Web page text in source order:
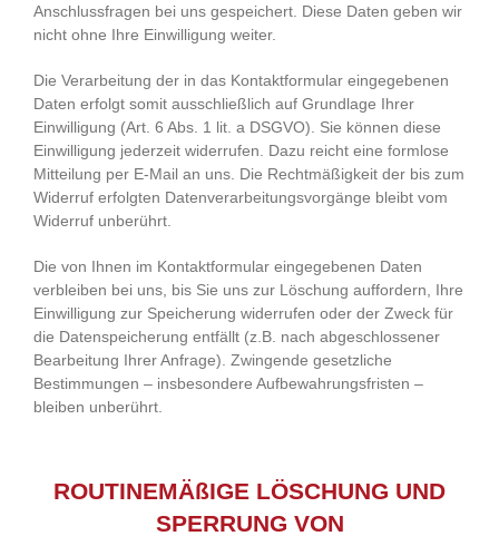
Anschlussfragen bei uns gespeichert. Diese Daten geben wir
nicht ohne Ihre Einwilligung weiter.
Die Verarbeitung der in das Kontaktformular eingegebenen
Daten erfolgt somit ausschließlich auf Grundlage Ihrer
Einwilligung (Art. 6 Abs. 1 lit. a DSGVO). Sie können diese
Einwilligung jederzeit widerrufen. Dazu reicht eine formlose
Mitteilung per E-Mail an uns. Die Rechtmäßigkeit der bis zum
Widerruf erfolgten Datenverarbeitungsvorgänge bleibt vom
Widerruf unberührt.
Die von Ihnen im Kontaktformular eingegebenen Daten
verbleiben bei uns, bis Sie uns zur Löschung auffordern, Ihre
Einwilligung zur Speicherung widerrufen oder der Zweck für
die Datenspeicherung entfällt (z.B. nach abgeschlossener
Bearbeitung Ihrer Anfrage). Zwingende gesetzliche
Bestimmungen – insbesondere Aufbewahrungsfristen –
bleiben unberührt.
ROUTINEMÄßIGE LÖSCHUNG UND
SPERRUNG VON